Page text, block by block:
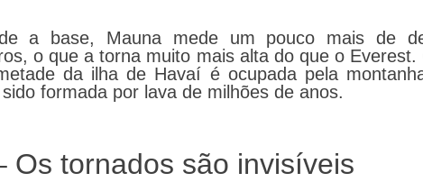
a base, Mauna mede um pouco mais de
o que a torna muito mais alta do que o Everest.
da ilha de Havaí é ocupada pela
formada por lava de milhões de anos.
Os tornados são invisíveis